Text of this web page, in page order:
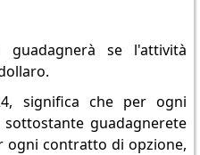
se l'attività
significa che per ogni
guadagnerete
ogni contratto di opzione,